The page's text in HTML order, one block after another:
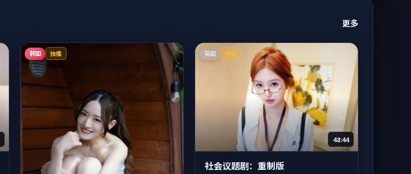
更多
韩国 独播 英国 完结
48:44
社会议题剧：重制版